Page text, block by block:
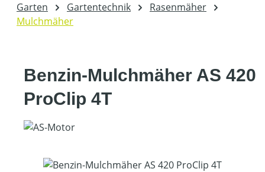
Garten Gartentechnik
Rasenmäher
Mulchmäher
Benzin-Mulchmäher AS 420
ProClip 4T
Bildergalerie überspringen